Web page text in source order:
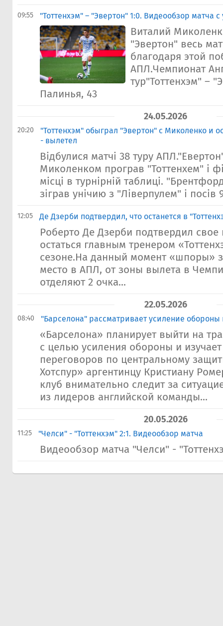
09:55 "Тоттенхэм" – "Эвертон" 1:0. Видеообзор матча
Виталий
"Эвертон" весь
благодаря этой
АПЛ.Чемпионат
тур"Тоттенхэм" –
Палинья, 43
24.05.2026
20:20
"Тоттенхэм" обыграл "Эвертон" с Миколенко и
- вылетел
Відбулися матчі 38 туру
Миколенком програв "Тоттенхем" і
місці в турнірній таблиці.
зіграв унічию з "Ліверпулем" і посів
12:05 Де Дзерби подтвердил, что останется в
Роберто Де Дзерби подтвердил свое
остаться главным тренером
сезоне.На данный момент «шпоры»
место в АПЛ, от зоны вылета в
отделяют 2 очка...
22.05.2026
08:40 "Барселона" рассматривает усиление обороны
«Барселона» планирует выйти на
с целью усиления обороны и
переговоров по центральному
Хотспур» аргентинцу Кристиану
клуб внимательно следит за
из лидеров английской команды...
20.05.2026
11:25 "Челси" - "Тоттенхэм" 2:1. Видеообзор матча
Видеообзор матча "Челси" -